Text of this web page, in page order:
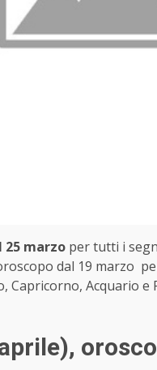
25 marzo per tutti i
dal 19 marzo
Acquario e
,